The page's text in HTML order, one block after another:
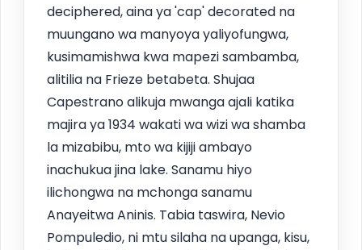
deciphered, aina ya 'cap' decorated na
muungano wa manyoya yaliyofungwa,
kusimamishwa kwa mapezi sambamba,
alitilia na Frieze betabeta. Shujaa
Capestrano alikuja mwanga ajali katika
majira ya 1934 wakati wa wizi wa shamba
la mizabibu, mto wa kijiji ambayo
inachukua jina lake. Sanamu hiyo
ilichongwa na mchonga sanamu
Anayeitwa Aninis. Tabia taswira, Nevio
Pompuledio, ni mtu silaha na upanga, kisu,